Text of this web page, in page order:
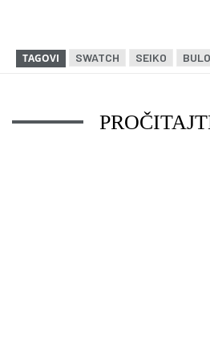
TAGOVI SWATCH SEIKO